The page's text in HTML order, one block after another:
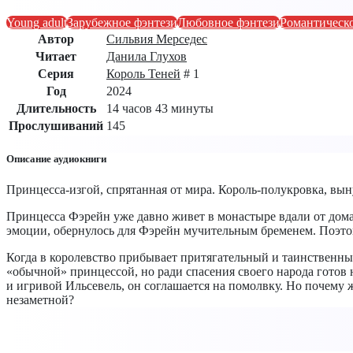
Young adultЗарубежное фэнтезиЛюбовное фэнтези
Автор
Сильвия Мерседес
Читает
Данила Глухов
Серия
Король Теней # 1
Год
2024
Длительность
14 часов 43 минуты
Прослушиваний 145
Описание аудиокниги
Принцесса-изгой, спрятанная от мира. Король-полукровка,
Принцесса Фэрейн уже давно живет в монастыре вдали от
эмоции, обернулось для Фэрейн мучительным бременем.
Когда в королевство прибывает притягательный и
«обычной» принцессой, но ради спасения своего народа
и игривой Ильсевель, он соглашается на помолвку. Но
незаметной?